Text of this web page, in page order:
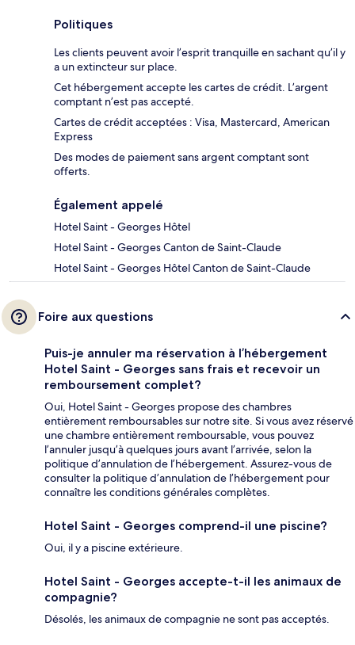
Politiques
Les clients peuvent avoir l’esprit tranquille en sachant qu’il y
a un extincteur sur place.
Cet hébergement accepte les cartes de crédit. L’argent
comptant n’est pas accepté.
Cartes de crédit acceptées : Visa, Mastercard, American
Express
Des modes de paiement sans argent comptant sont
offerts.
Également appelé
Hotel Saint - Georges Hôtel
Hotel Saint - Georges Canton de Saint-Claude
Hotel Saint - Georges Hôtel Canton de Saint-Claude
Foire aux questions
Puis-je annuler ma réservation à l’hébergement
Hotel Saint - Georges sans frais et recevoir un
remboursement complet?
Oui, Hotel Saint - Georges propose des chambres
entièrement remboursables sur notre site. Si vous avez réservé
une chambre entièrement remboursable, vous pouvez
l’annuler jusqu’à quelques jours avant l’arrivée, selon la
politique d’annulation de l’hébergement. Assurez-vous de
consulter la politique d’annulation de l’hébergement pour
connaître les conditions générales complètes.
Hotel Saint - Georges comprend-il une piscine?
Oui, il y a piscine extérieure.
Hotel Saint - Georges accepte-t-il les animaux de
compagnie?
Désolés, les animaux de compagnie ne sont pas acceptés.